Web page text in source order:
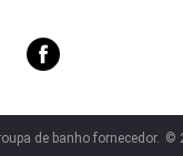
de banho fornecedor. ©